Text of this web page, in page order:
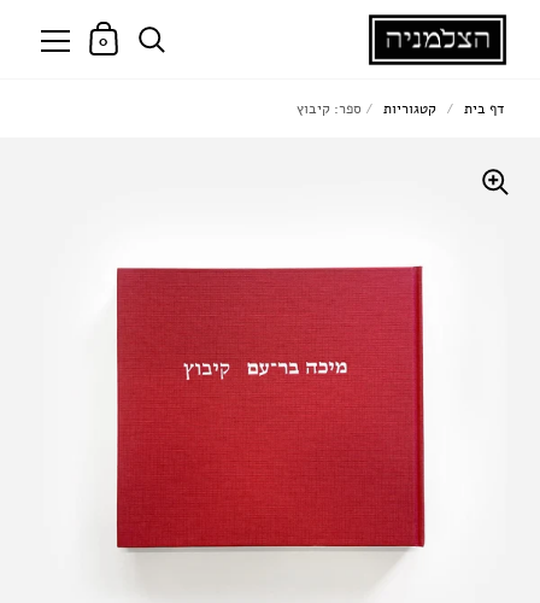
0
דף בית / קטגוריות / ספר: קיבוץ